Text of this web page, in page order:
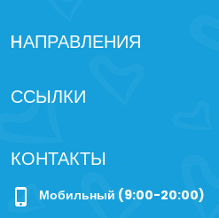
HАПРАВЛЕНИЯ
ССЫЛКИ
КОНТАКТЫ
phone_iphone Мобильный (9:00-20:00)